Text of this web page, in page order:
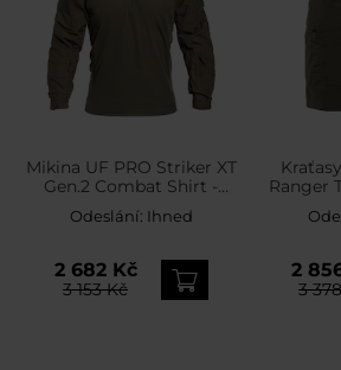
Mikina UF PRO Striker XT
Gen.2 Combat Shirt -
Brown Grey
Odeslání: Ihned
2 682 Kč
3 153 Kč
Ranger
2
3